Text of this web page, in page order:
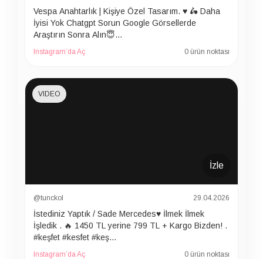
Vespa Anahtarlık | Kişiye Özel Tasarım. ♥️ 🛵 Daha
İyisi Yok Chatgpt Sorun Google Görsellerde
Araştırın Sonra Alın😇…
Instagram’da Aç 0 ürün noktası
İzle
VIDEO
@tunckol 29.04.2026
İstediniz Yaptık / Sade Mercedes♥️ İlmek İlmek
İşledik . 🔥 1450 TL yerine 799 TL + Kargo Bizden! .
#keşfet #kesfet #keş…
Instagram’da Aç 0 ürün noktası